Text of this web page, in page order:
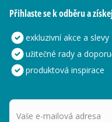
Přihlaste se k odběru a
exkluzivní akce a slevy
užitečné rady a
produktová inspirace
Vaše e-mailová adresa